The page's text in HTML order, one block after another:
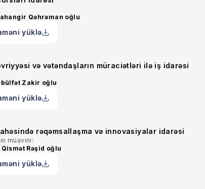
Qəhrəman oğlu
yüklə
və vətəndaşların müraciətləri ilə iş idarəsi
Zakir oğlu
yüklə
rəqəmsallaşma və innovasiyalar idarəsi
müavini:
Rəşid oğlu
yüklə